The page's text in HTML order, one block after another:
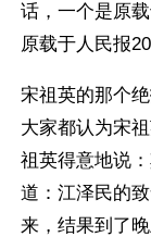
话，一个是原
原载于人民报
宋祖英的那个
大家都认为宋
祖英得意地说
道：江泽民的
来，结果到了